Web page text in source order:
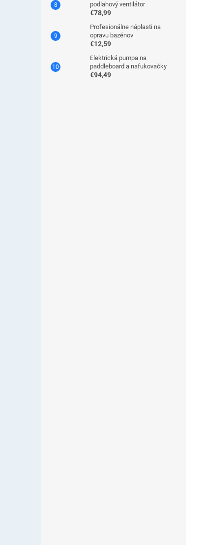
podlahový ventilátor
€78,99
Profesionálne náplasti na
opravu bazénov
€12,59
Elektrická pumpa na
paddleboard a nafukovačky
€94,49